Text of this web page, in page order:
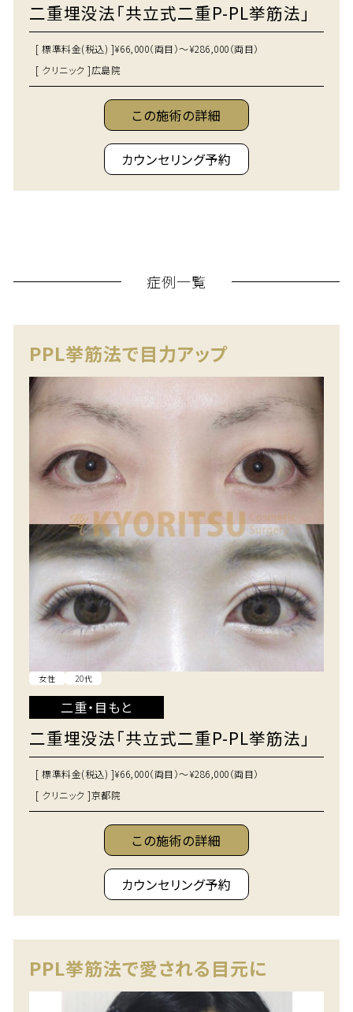
二重埋没法「共立式二重P-PL挙筋法」
[ 標準料金(税込) ]¥66,000（両目）～¥286,000（両目）
[ クリニック ]広島院
この施術の詳細
カウンセリング予約
症例一覧
PPL挙筋法で目力アップ
女性 20代
二重・目もと
二重埋没法「共立式二重P-PL挙筋法」
[ 標準料金(税込) ]¥66,000（両目）～¥286,000（両目）
[ クリニック ]京都院
この施術の詳細
カウンセリング予約
PPL挙筋法で愛される目元に